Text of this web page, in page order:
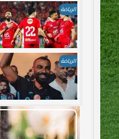
الرياضة
الرياضة